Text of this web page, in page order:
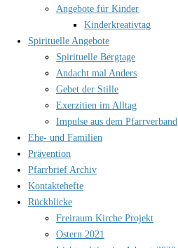
Angebote für Kinder
Kinderkreativtag
Spirituelle Angebote
Spirituelle Bergtage
Andacht mal Anders
Gebet der Stille
Exerzitien im Alltag
Impulse aus dem Pfarrverband
Ehe- und Familien
Prävention
Pfarrbrief Archiv
Kontaktehefte
Rückblicke
Freiraum Kirche Projekt
Ostern 2021